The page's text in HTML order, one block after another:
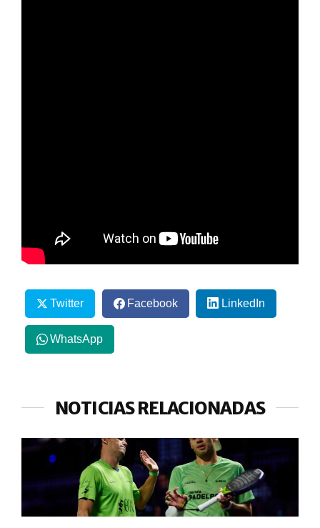
Twitter Facebook LinkedIn
WhatsApp
NOTICIAS RELACIONADAS